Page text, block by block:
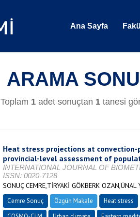
Ana Sayfa
ARAMA
Toplam 1 adet sonuçtan 1 tanesi
Heat stress projections at
provincial-level assessment of
INTERNATIONAL JOURNAL OF
ISSN: 0020-7128
SONUÇ CEMRE,TİRYAKİ GÖKBERK OZAN,ÜNAL
Cemre Sonuç Özgün Makale Heat stress